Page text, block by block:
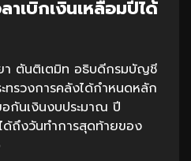
เบิกเงินเหลื่อมปีได้
า ตันติเตมิท อธิบดีกรมบัญชี
ทรวงการคลังได้กำหนดหลัก
กันเงินงบประมาณ ปี
ด้ถึงวันทำการสุดท้ายของ